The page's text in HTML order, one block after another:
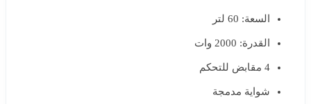
السعة: 60 لتر
القدرة: 2000 وات
4 مقابض للتحكم
شواية مدمجة